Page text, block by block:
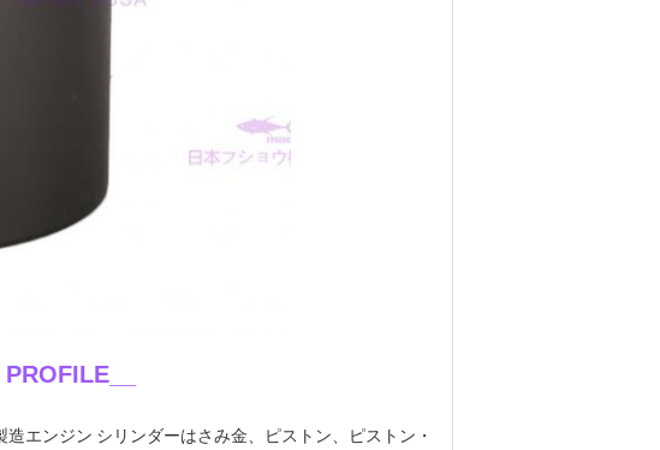
エンジン シリンダーはさみ金、ピストン、ピストン・